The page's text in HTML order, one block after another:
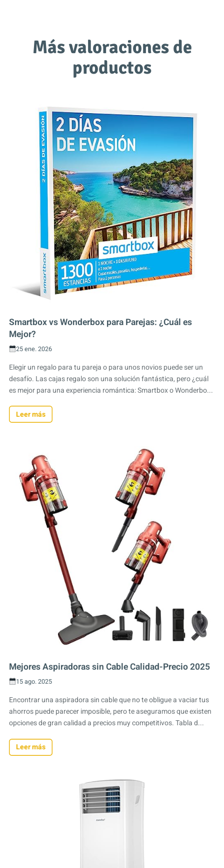
Más valoraciones de
productos
Smartbox vs Wonderbox para Parejas: ¿Cuál es
Mejor?
25 ene. 2026
Elegir un regalo para tu pareja o para unos novios puede ser un
desafío. Las cajas regalo son una solución fantástica, pero ¿cuál
es mejor para una experiencia romántica: Smartbox o Wonderbo...
Leer más
Mejores Aspiradoras sin Cable Calidad-Precio 2025
15 ago. 2025
Encontrar una aspiradora sin cable que no te obligue a vaciar tus
ahorros puede parecer imposible, pero te aseguramos que existen
opciones de gran calidad a precios muy competitivos. Tabla d...
Leer más